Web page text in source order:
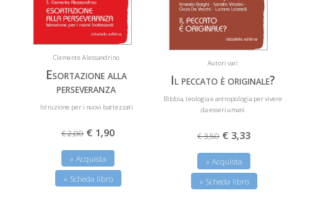
Clemente Alessandrino
Esortazione alla
perseveranza
Istruzione per i nuovi battezzati
€ 2,00 € 1,90
» Acquista
» Scheda libro
Autori vari
Il peccato è originale?
Bibbia, teologia e antropologia per vivere
da esseri umani
€ 3,50 € 3,33
» Acquista
» Scheda libro